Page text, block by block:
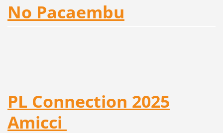
No Pacaembu
PL Connection 2025
Amicci